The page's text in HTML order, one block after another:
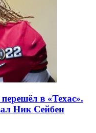
в «Техас».
Ник Сейбен